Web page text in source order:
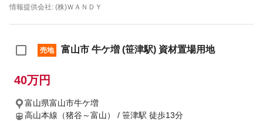
情報提供会社: (株)ＷＡＮＤＹ
売地 富山市 牛ケ増 (笹津駅) 資材置場用地
40万円
富山県富山市牛ケ増
高山本線（猪谷～富山） / 笹津駅 徒歩13分